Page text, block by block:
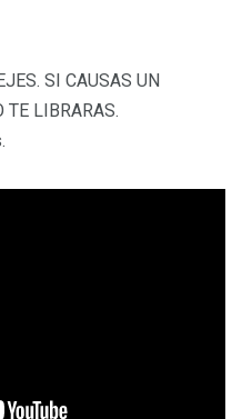
SI CAUSAS UN
TE LIBRARAS.